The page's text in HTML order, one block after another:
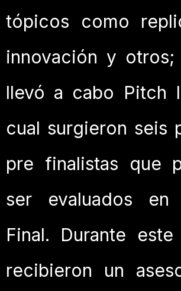
tópicos como
innovación y
llevó a cabo Pitch
cual surgieron seis
pre finalistas que
ser evaluados
Final. Durante
recibieron un